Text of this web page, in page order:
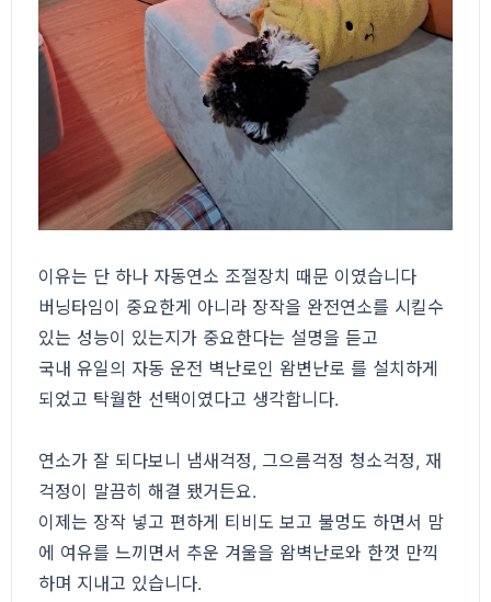
이유는 단 하나 자동연소 조절장치 때문 이였습니다
버닝타임이 중요한게 아니라 장작을 완전연소를 시킬수
있는 성능이 있는지가 중요한다는 설명을 듣고
국내 유일의 자동 운전 벽난로인 왐변난로 를 설치하게
되었고 탁월한 선택이였다고 생각합니다.
연소가 잘 되다보니 냄새걱정, 그으름걱정 청소걱정, 재
걱정이 말끔히 해결 됐거든요.
이제는 장작 넣고 편하게 티비도 보고 불멍도 하면서 맘
에 여유를 느끼면서 추운 겨울을 왐벽난로와 한껏 만끽
하며 지내고 있습니다.